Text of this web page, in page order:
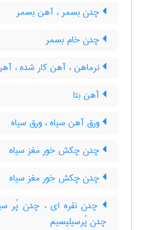
چدن بسمر ، آهن بسمر
چدن خام بسمر
نرماهن ، آهن کار شده ،
آهن بتا
ورق آهن سیاه ، ورق سیاه
چدن چکش خور مغز سیاه
چدن چکش خور مغز سیاه
چدن نقره ای ، چدن پُر
چدن پُرسیلیسیم